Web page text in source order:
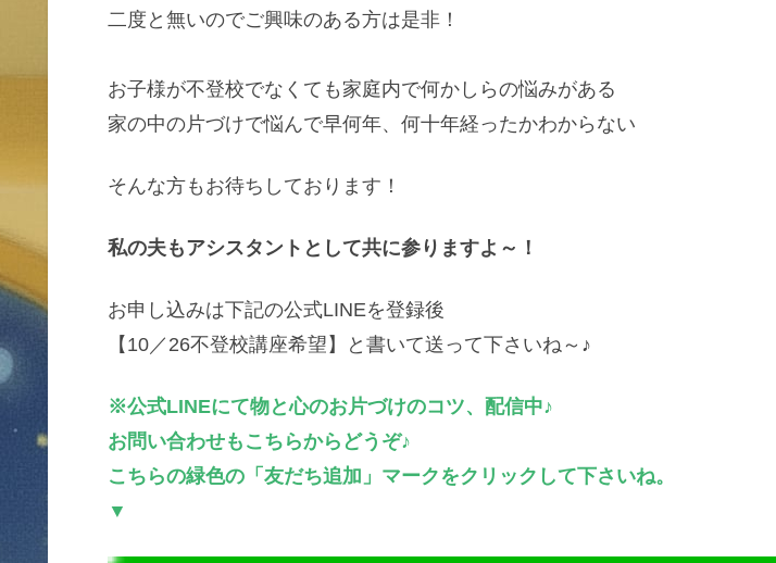
二度と無いのでご興味のある方は是非！
お子様が不登校でなくても家庭内で何かしらの悩みがある
家の中の片づけで悩んで早何年、何十年経ったかわからない
そんな方もお待ちしております！
私の夫もアシスタントとして共に参りますよ ～ ！
お申し込みは下記の公式LINEを登録後
【10／26不登校講座希望】と書いて送って下さいね～♪
※公式LINEにて物と心のお片づけのコツ、配信中♪
お問い合わせもこちらからどうぞ♪
こちらの緑色の「友だち追加」マークをクリックして下さいね。
▼